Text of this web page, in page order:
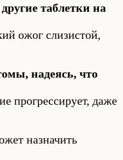
таблетки на
ожог слизистой,
надеясь, что
прогрессирует, даже
назначить